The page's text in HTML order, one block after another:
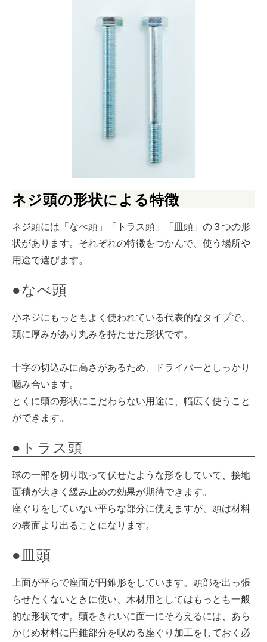
ネジ頭の形状による特徴
ネジ頭には「なべ頭」「トラス頭」「皿頭」の３つの形
状があります。それぞれの特徴をつかんで、使う場所や
用途で選びます。
●なべ頭
小ネジにもっともよく使われている代表的なタイプで、
頭に厚みがあり丸みを持たせた形状です。
十字の切込みに高さがあるため、ドライバーとしっかり
噛み合います。
とくに頭の形状にこだわらない用途に、幅広く使うこと
ができます。
●トラス頭
球の一部を切り取って伏せたような形をしていて、接地
面積が大きく緩み止めの効果が期待できます。
座ぐりをしていない平らな部分に使えますが、頭は材料
の表面より出ることになります。
●皿頭
上面が平らで座面が円錐形をしています。頭部を出っ張
らせたくないときに使い、木材用としてはもっとも一般
的な形状です。頭をきれいに面一にそろえるには、あら
かじめ材料に円錐部分を収める座ぐり加工をしておく必